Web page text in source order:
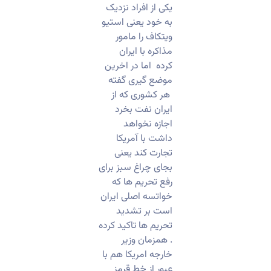
یکی از افراد نزدیک
به خود یعنی استیو
ویتکاف را مامور
مذاکره با ایران
کرده اما در اخرین
موضع گیری گفته
هر کشوری که از
ایران نفت بخرد
اجازه نخواهد
داشت با آمریکا
تجارت کند یعنی
بجای چراغ سبز برای
رفع تحریم ها که
خواتسه اصلی ایران
است بر تشدید
تحریم ها تاکید کرده
. همزمان وزیر
خارجه امریکا هم با